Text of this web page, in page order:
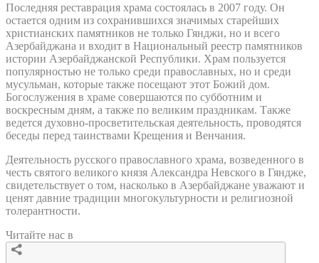
Последняя реставрация храма состоялась в 2007 году. Он
остается одним из сохранившихся значимых старейших
христианских памятников не только Гянджи, но и всего
Азербайджана и входит в Национальный реестр памятников
истории Азербайджанской Республики. Храм пользуется
популярностью не только среди православных, но и среди
мусульман, которые также посещают этот Божий дом.
Богослужения в храме совершаются по субботним и
воскресным дням, а также по великим праздникам. Также
ведется духовно-просветительская деятельность, проводятся
беседы перед таинствами Крещения и Венчания.
Деятельность русского православного храма, возведенного в
честь святого великого князя Александра Невского в Гяндже,
свидетельствует о том, насколько в Азербайджане уважают и
ценят давние традиции многокультурности и религиозной
толерантности.
Читайте нас в